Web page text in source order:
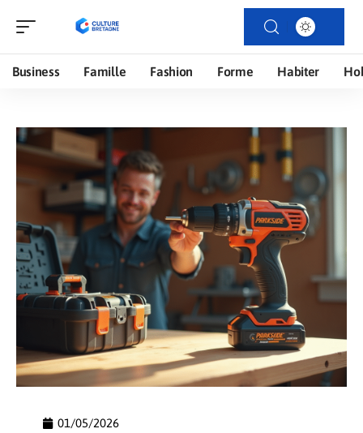
Business Famille Fashion Forme Habiter
01/05/2026